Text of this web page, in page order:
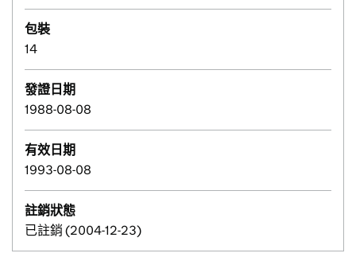
包裝
14
發證日期
1988-08-08
有效日期
1993-08-08
註銷狀態
已註銷 (2004-12-23)